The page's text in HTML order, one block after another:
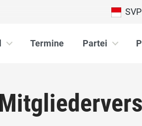
SVP
Termine Partei